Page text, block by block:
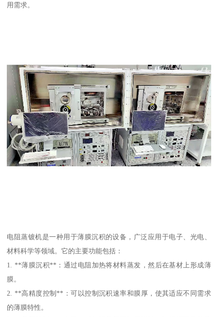
用需求。
电阻蒸镀机是一种用于薄膜沉积的设备，广泛应用于电子、光电、
材料科学等领域。它的主要功能包括：
1. **薄膜沉积**：通过电阻加热将材料蒸发，然后在基材上形成薄
膜。
2. **高精度控制**：可以控制沉积速率和膜厚，使其适应不同需求
的薄膜特性。